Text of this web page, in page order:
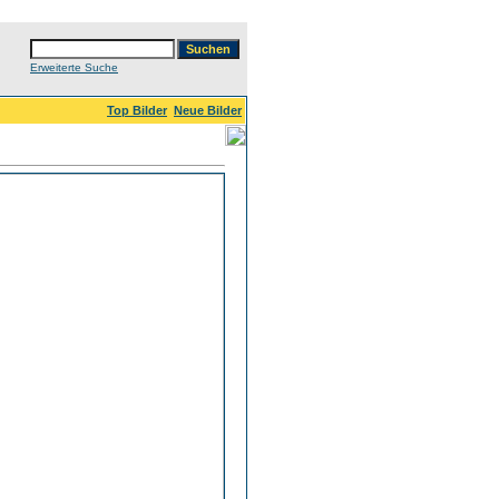
Erweiterte Suche
Top Bilder Neue Bilder